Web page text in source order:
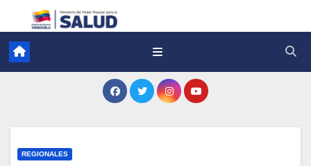
REGIONALES